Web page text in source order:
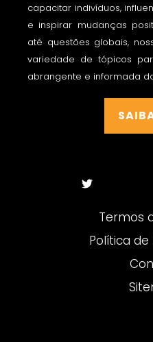
capacitar indivíduos,
e inspirar mudanças
até questões globais,
variedade de tópicos
abrangente e informada
Termos
Política de